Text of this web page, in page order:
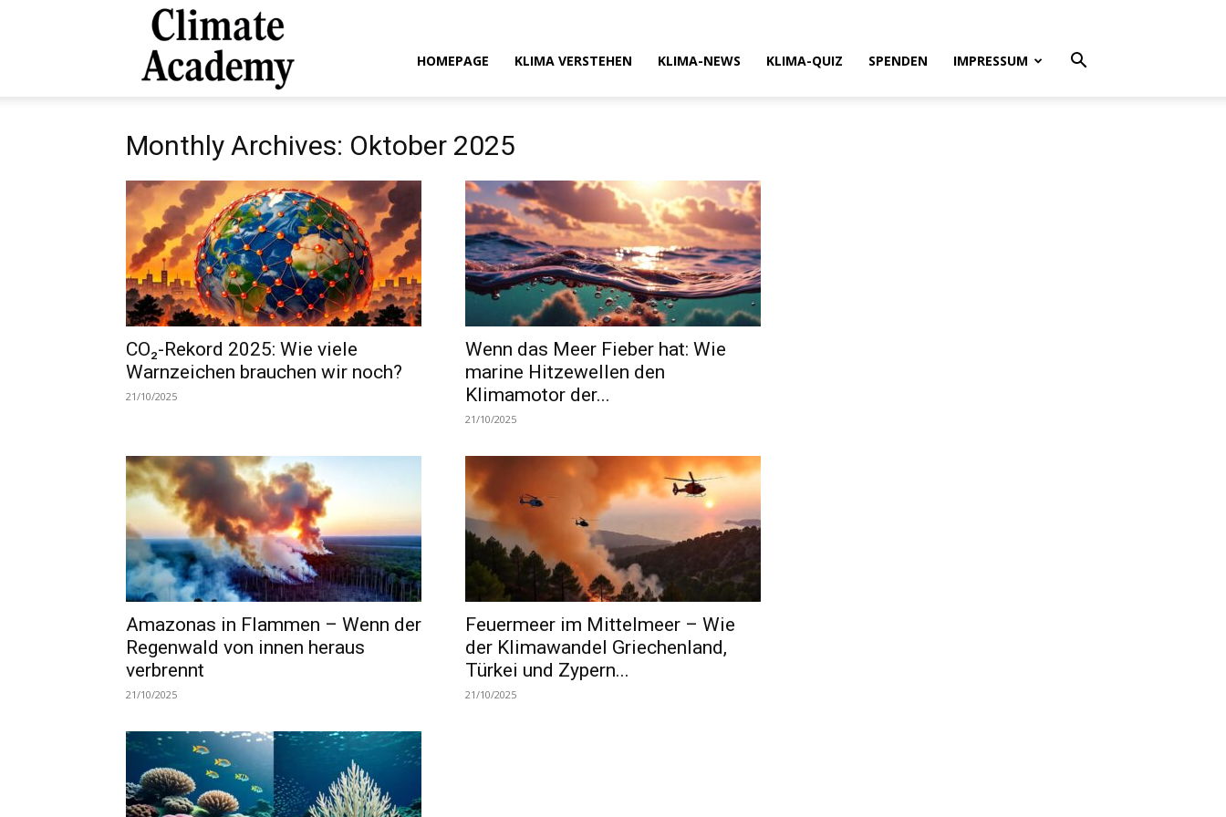
Academy
HOMEPAGE KLIMA VERSTEHEN KLIMA-NEWS KLIMA-QUIZ SPENDEN IMPRESSUM
Monthly Archives: Oktober 2025
CO₂-Rekord 2025: Wie viele
Warnzeichen brauchen wir noch?
21/10/2025
Wenn das Meer Fieber hat: Wie
marine Hitzewellen den
Klimamotor der...
21/10/2025
Amazonas in Flammen – Wenn der
Regenwald von innen heraus
verbrennt
21/10/2025
Feuermeer im Mittelmeer – Wie
der Klimawandel Griechenland,
Türkei und Zypern...
21/10/2025